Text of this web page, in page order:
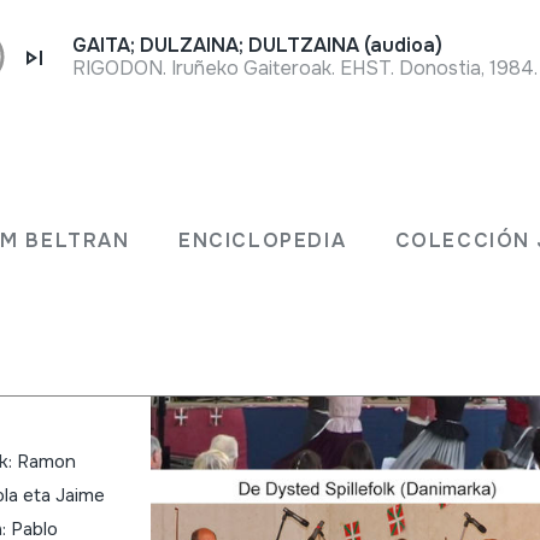
BELTRAN ENCICLOPEDIA COLECCIÓN
GAITA; DULZAINA; DULTZAINA (audioa)
RIGODON. Iruñeko Gaiteroak. EHST. Donostia, 1984.
Ramon
eta Jaime
Pablo